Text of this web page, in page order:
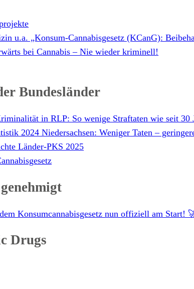
u.a. „Konsum-Cannabisgesetz (KCanG):
bei Cannabis – Nie wieder kriminell!
Bundesländer
in RLP: So wenige Straftaten wie seit 30
2024 Niedersachsen: Weniger Taten –
Länder-PKS 2025
Konsumcannabisgesetz nun offiziell am Start!
Drugs